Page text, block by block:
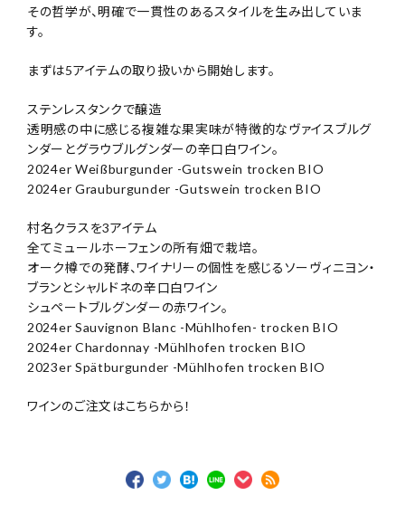
その哲学が、明確で一貫性のあるスタイルを生み出していま
す。
まずは5アイテムの取り扱いから開始します。
ステンレスタンクで醸造
透明感の中に感じる複雑な果実味が特徴的なヴァイスブルグ
ンダーとグラウブルグンダーの辛口白ワイン。
2024er Weißburgunder -Gutswein trocken BIO
2024er Grauburgunder -Gutswein trocken BIO
村名クラスを3アイテム
全てミュールホーフェンの所有畑で栽培。
オーク樽での発酵、ワイナリーの個性を感じるソーヴィニヨン・
ブランとシャルドネの辛口白ワイン
シュペートブルグンダーの赤ワイン。
2024er Sauvignon Blanc -Mühlhofen- trocken BIO
2024er Chardonnay -Mühlhofen trocken BIO
2023er Spätburgunder -Mühlhofen trocken BIO
ワインのご注文はこちらから！